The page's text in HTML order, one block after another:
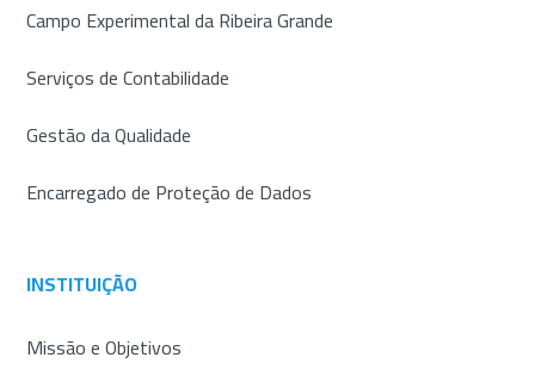
Campo Experimental da Ribeira Grande
Serviços de Contabilidade
Gestão da Qualidade
Encarregado de Proteção de Dados
INSTITUIÇÃO
Missão e Objetivos